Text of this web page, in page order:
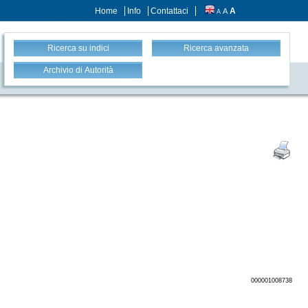
Home Info Contattaci A A A
Ricerca su indici Ricerca avanzata
Archivio di Autorità